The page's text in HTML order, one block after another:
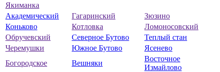
Якиманка
Академический
Гагаринский
Зюзино
Коньково
Котловка
Ломоносовский
Обручевский
Северное Бутово
Теплый стан
Черемушки
Южное Бутово
Ясенево
Богородское
Вешняки
Восточное
Измайлово